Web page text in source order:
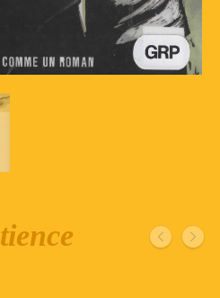
de lecture – Echecs
Nos suggestions
de la bibliothèque –
de la Bibliothèque –
Déconnexion